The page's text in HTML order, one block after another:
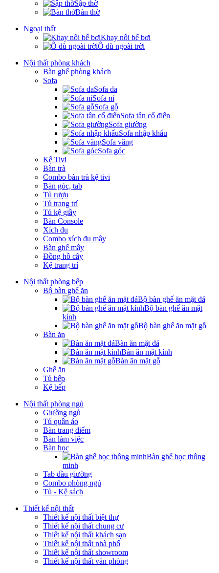
Sập thờ
Bàn thờ
Ngoại thất
Khay nổi bể bơi
Ô dù ngoài trời
Nội thất phòng khách
Bàn ghế phòng khách
Sofa
Sofa da
Sofa nỉ
Sofa gỗ
Sofa tân cổ điển
Sofa giường
Sofa nhập khẩu
Sofa văng
Sofa góc
Kệ Tivi
Bàn trà
Combo bàn trà kệ tivi
Bàn góc, tab
Tủ rượu
Tủ trang trí
Tủ kệ giầy
Bàn Console
Xích đu
Combo xích đu mây
Bàn ghế mây
Đồng hồ cây
Kệ trang trí
Nội thất phòng bếp
Bộ bàn ghế ăn
Bộ bàn ghế ăn mặt đá
Bộ bàn ghế ăn mặt
kính
Bộ bàn ghế ăn mặt gỗ
Bàn ăn
Bàn ăn mặt đá
Bàn ăn mặt kính
Bàn ăn mặt gỗ
Ghế ăn
Tủ bếp
Kệ bếp
Nội thất phòng ngủ
Giường ngủ
Tủ quần áo
Bàn trang điểm
Bàn làm việc
Bàn học
Bàn ghế học thông
minh
Tab đầu giường
Combo phòng ngủ
Tủ - Kệ sách
Thiết kế nội thất
Thiết kế nội thất biệt thự
Thiết kế nội thất chung cư
Thiết kế nội thất khách sạn
Thiết kế nội thất nhà phố
Thiết kế nội thất showroom
Thiết kế nội thất văn phòng